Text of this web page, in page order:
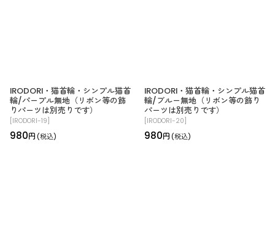
IRODORI・猫首輪・シンプル猫首
輪/パープル無地（リボン等の飾
りパーツは別売りです）
IRODORI-19
980円 (税込)
IRODORI・猫首輪・シンプル猫首
輪/ブルー無地（リボン等の飾り
パーツは別売りです）
IRODORI-20
980円 (税込)